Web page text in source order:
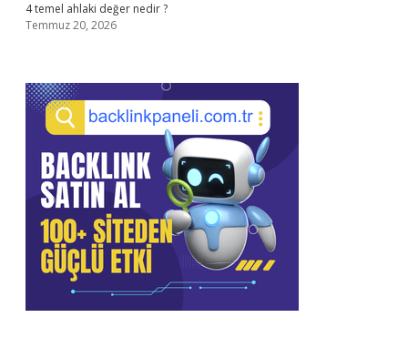
4 temel ahlaki değer nedir ?
Temmuz 20, 2026